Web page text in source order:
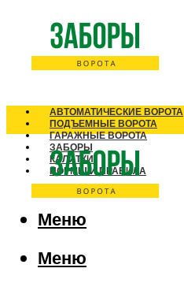
АВТОМАТИЧЕСКИЕ ВОРОТА
ПОДЪЕМНЫЕ ВОРОТА
ГАРАЖНЫЕ ВОРОТА
ЗАБОРЫ
КАЛИТКИ
НОРМЫ И ПРАВИЛА
Меню
Меню